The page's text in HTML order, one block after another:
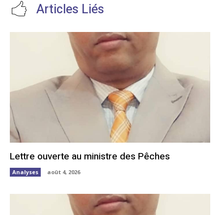
Articles Liés
Lettre ouverte au ministre des Pêches
Analyses août 4, 2026